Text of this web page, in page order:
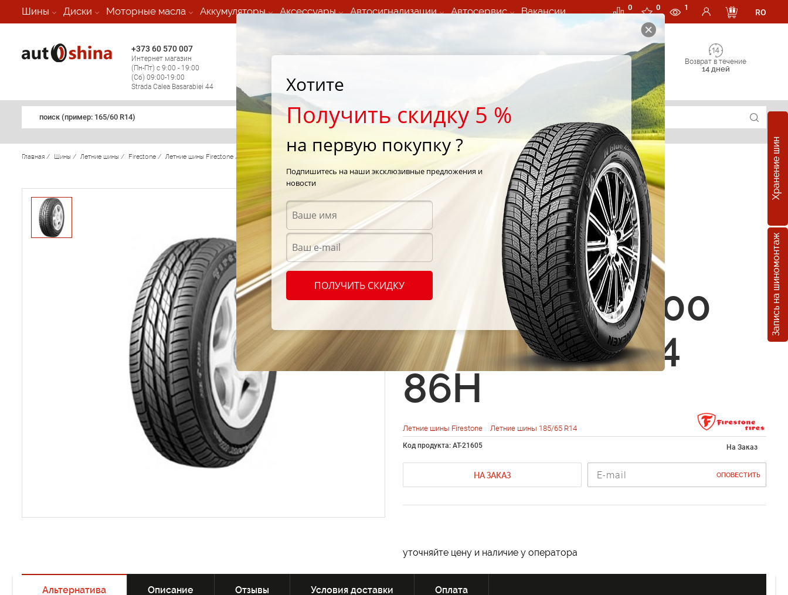
Шины Диски Моторные масла Аккумуляторы Аксессуары Автосигнализации Автосервис Вакансии 0 0 1
RO
+373 60 570 007
Интернет магазин
(Пн-Пт) с 9:00 - 19:00
(Сб) 09:00-19:00
Strada Calea Basarabiei 44
Мобильный шиномонтаж 24/7
Возврат в течение
14 дней
поиск (примеp: 165/60 R14)
Хранение шин
Запись на шиномонтаж
Главная / Шины / Летние шины / Firestone / Летние шины Firestone / Firehawk TZ200 FS Firestone Firehawk TZ200 FS 185/65 R14 86H
Летние шины
Firestone
Firehawk TZ200
FS 185/65 R14
86H
Летние шины Firestone Летние шины 185/65 R14
Код продукта: AT-21605 На Заказ
НА ЗАКАЗ ОПОВЕСТИТЬ
уточняйте цену и наличие у оператора
Альтернатива Описание Отзывы Условия доставки Оплата
Хотите
Получить скидку 5 %
на первую покупку ?
Подпишитесь на наши эксклюзивные предложения и
новости
ПОЛУЧИТЬ СКИДКУ